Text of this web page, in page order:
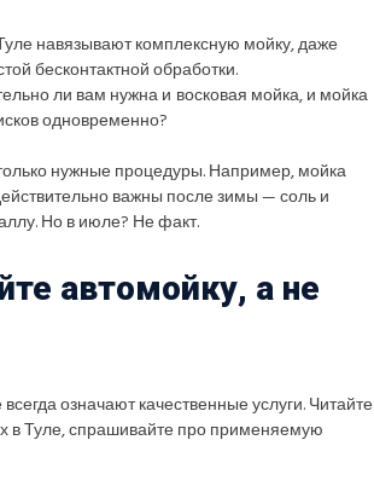
навязывают комплексную мойку, даже
бесконтактной обработки.
ли вам нужна и восковая мойка, и мойка
одновременно?
нужные процедуры. Например, мойка
важны после зимы — соль и
Но в июле? Не факт.
автомойку, а не
означают качественные услуги. Читайте
в Туле, спрашивайте про применяемую